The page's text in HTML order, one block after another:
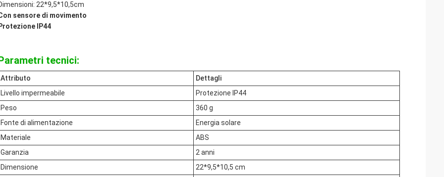
22*9,5*10,5cm
sensore di movimento
IP44
tecnici:
Attributo
Dettagli
Livello impermeabile
Protezione IP44
Peso
360 g
Fonte di alimentazione
Energia solare
Materiale
ABS
Garanzia
2 anni
Dimensione
22*9,5*10,5 cm